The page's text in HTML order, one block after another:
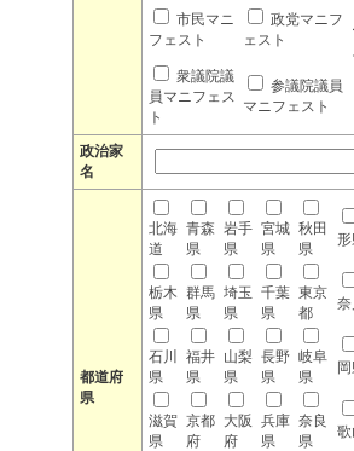
市民マニ
フェスト
政党マニフ
ェスト
衆議院議
員マニフェス
ト
参議院議員
マニフェスト
政治家
名
都道府
県
北海
道
青森
県
岩手
県
宮城
県
秋田
県
栃木
県
群馬
県
埼玉
県
千葉
県
東京
都
石川
県
福井
県
山梨
県
長野
県
岐阜
県
滋賀
県
京都
府
大阪
府
兵庫
県
奈良
県